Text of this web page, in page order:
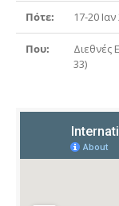
Πότε: 17-20
Που:
Διεθνές
33)